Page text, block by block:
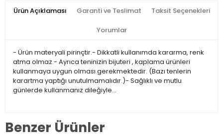
Ürün Açıklaması Garanti ve Teslimat Taksit Seçenekleri
Yorumlar
- Ürün materyali pirinçtir.- Dikkatli kullanımda kararma, renk
atma olmaz.- Ayrıca teninizin bijuteri , kaplama ürünleri
kullanmaya uygun olması gerekmektedir. (Bazı tenlerin
karartma yaptığı unutulmamalıdır.)- Sağlıklı ve mutlu
günlerde kullanmanız dileğiyle…
Benzer Ürünler